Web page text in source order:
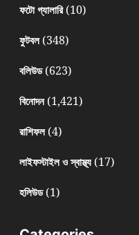
ফটো গ্যালারি(10)
ফুটবল(348)
বলিউড(623)
বিনোদন(1,421)
রাশিফল(4)
লাইফস্টাইল ও স্বাস্থ্য(17)
হলিউড(1)